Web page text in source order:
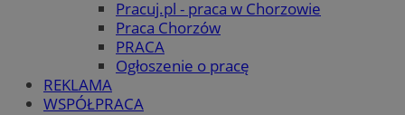
Pracuj.pl - praca w Chorzowie
Praca Chorzów
PRACA
Ogłoszenie o pracę
REKLAMA
WSPÓŁPRACA